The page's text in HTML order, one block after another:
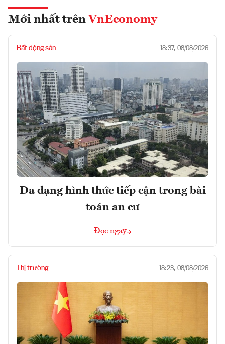
Mới nhất trên VnEconomy
Bất động sản 18:37, 08/08/2026
Đa dạng hình thức tiếp cận trong bài
toán an cư
Đọc ngay
Thị trường 18:23, 08/08/2026